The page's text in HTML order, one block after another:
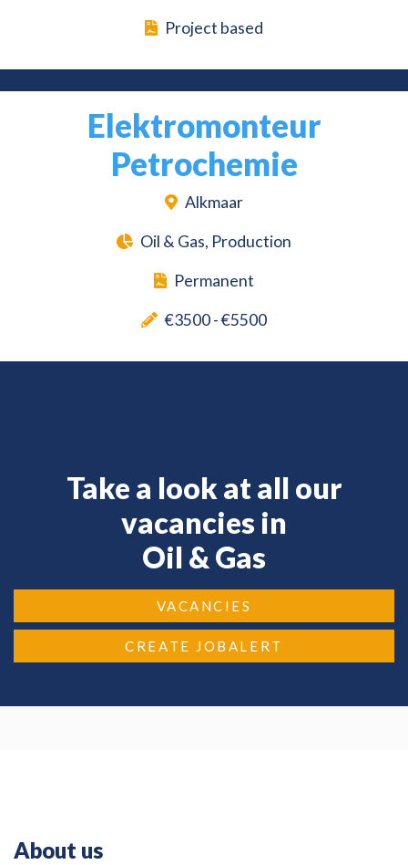
Project based
Elektromonteur
Petrochemie
Alkmaar
Oil & Gas, Production
Permanent
€3500 - €5500
Take a look at all our
vacancies in
Oil & Gas
VACANCIES
CREATE JOBALERT
About us